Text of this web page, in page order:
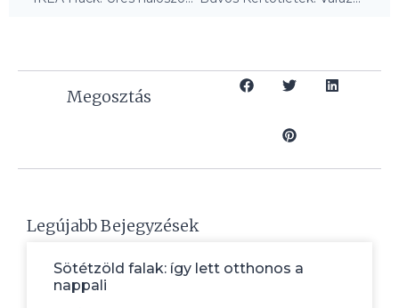
Megosztás
Legújabb Bejegyzések
Sötétzöld falak: így lett otthonos a
nappali